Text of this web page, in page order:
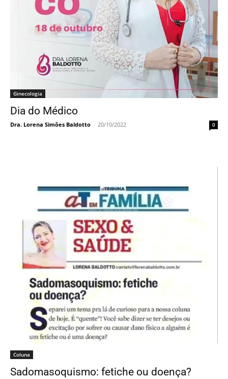
Ginecologia
Dia do Médico
Dra. Lorena Simões Baldotto - 20/10/2022 0
Coluna
Sadomasoquismo: fetiche ou doença?